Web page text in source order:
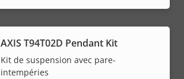
AXIS T94T02D Pendant Kit
Kit de suspension avec pare-
intempéries